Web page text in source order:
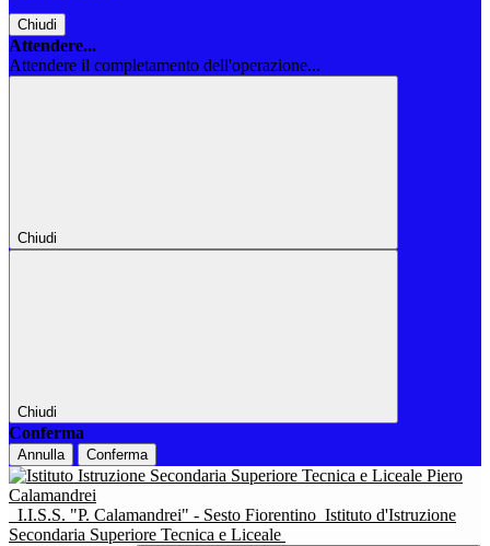
Chiudi
Attendere...
Attendere il completamento dell'operazione...
Chiudi
Chiudi
Conferma
Annulla Conferma
I.I.S.S. "P. Calamandrei" - Sesto Fiorentino Istituto d'Istruzione
Secondaria Superiore Tecnica e Liceale